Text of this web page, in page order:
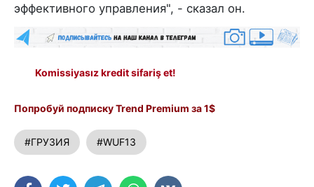
эффективного управления", - сказал он.
Komissiyasız kredit sifariş et!
Попробуй подписку Trend Premium за 1$
#ГРУЗИЯ #WUF13